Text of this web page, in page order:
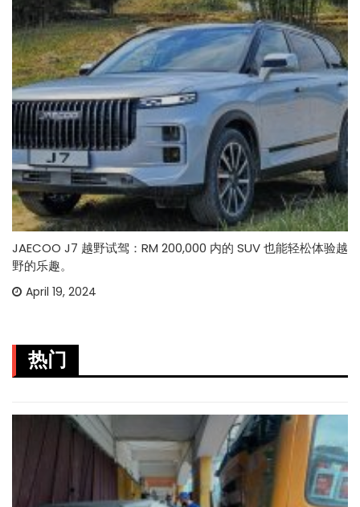
JAECOO J7 越野试驾：RM 200,000 内的 SUV 也能轻松体验越
野的乐趣。
April 19, 2024
热门